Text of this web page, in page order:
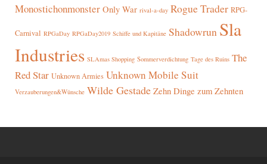
Monostichonmonster Only War rival-a-day Rogue Trader RPG-
Carnival RPGaDay RPGaDay2019 Schiffe und Kapitäne Shadowrun Sla
Industries SLAmas Shopping Sommerverdichtung Tage des Ruins The
Red Star Unknown Armies Unknown Mobile Suit
Verzauberungen&Wünsche Wilde Gestade Zehn Dinge zum Zehnten